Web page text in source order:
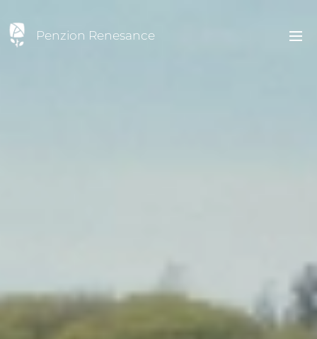
Penzion Renesance